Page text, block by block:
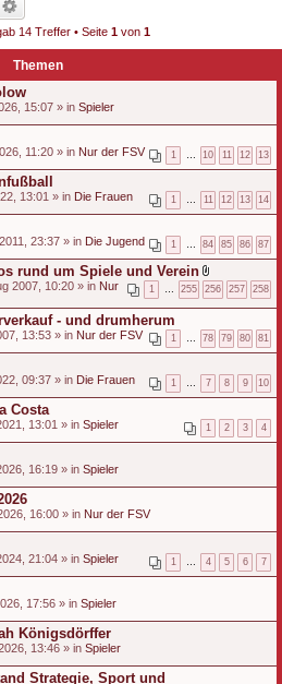
14 Treffer • Seite 1von 1
Themen
15:07 » in Spieler
1 10 11 12 13
11:20 » in Nur der FSV
1 11 12 13 14
13:01 » in Die Frauen
1 84 85 86 87
23:37 » in Die Jugend
rund um Spiele und Verein
D
a
t
i
a
h
n
1 255 256 257 258
2007, 10:20 » in Nur
- und drumherum
1 78 79 80 81
13:53 » in Nur der FSV
1 7 8 9 10
09:37 » in Die Frauen
Costa
1 2 3 4
13:01 » in Spieler
16:19 » in Spieler
16:00 » in Nur der FSV
1 4 5 6 7
21:04 » in Spieler
17:56 » in Spieler
Königsdörffer
13:46 » in Spieler
Strategie, Sport und